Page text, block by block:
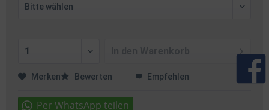
Merken Bewerten Empfehlen